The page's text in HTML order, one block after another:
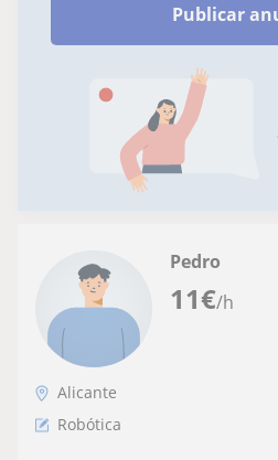
Publicar
11€/h
Pedro
Alicante
Robótica